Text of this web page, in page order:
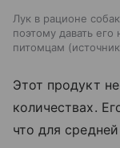
Лук в рационе
поэтому давать
питомцам
Этот продукт
количествах.
что для